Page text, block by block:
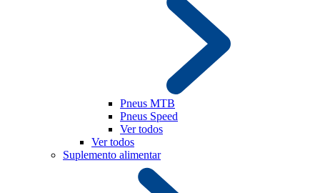
Pneus MTB
Pneus Speed
Ver todos
Ver todos
Suplemento alimentar